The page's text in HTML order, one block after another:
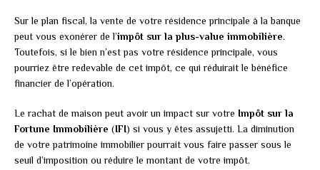
Sur le plan fiscal, la vente de votre résidence principale à la banque
peut vous exonérer de l’impôt sur la plus-value immobilière.
Toutefois, si le bien n’est pas votre résidence principale, vous
pourriez être redevable de cet impôt, ce qui réduirait le bénéfice
financier de l’opération.
Le rachat de maison peut avoir un impact sur votre Impôt sur la
Fortune Immobilière (IFI) si vous y êtes assujetti. La diminution
de votre patrimoine immobilier pourrait vous faire passer sous le
seuil d’imposition ou réduire le montant de votre impôt.